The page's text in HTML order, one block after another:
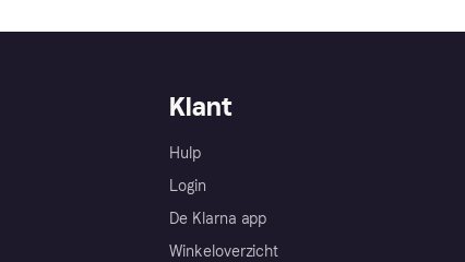
Klant
Hulp
Login
De Klarna app
Winkeloverzicht